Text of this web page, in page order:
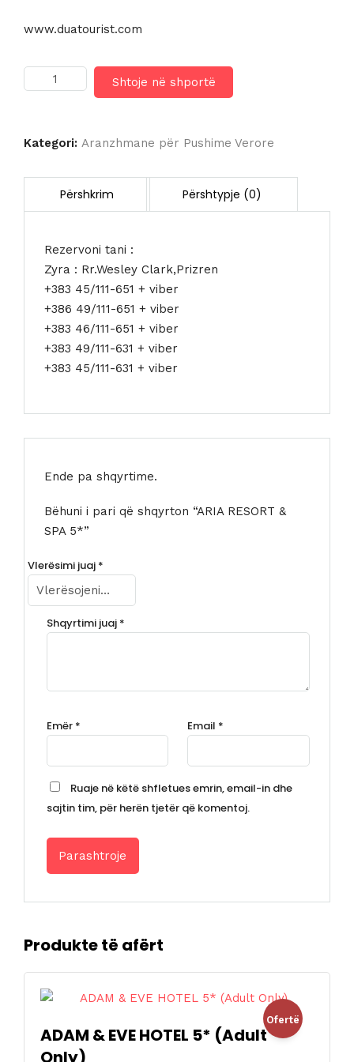
www.duatourist.com
Sasi
ARIA
SPA
Shtoje në shportë
Kategori: Aranzhmane për Pushime Verore
Rezervoni tani :
Zyra : Rr.Wesley Clark,Prizren
+383 45/111-651 + viber
+386 49/111-651 + viber
+383 46/111-651 + viber
+383 49/111-631 + viber
+383 45/111-631 + viber
Ende pa shqyrtime.
Bëhuni i pari që shqyrton “ARIA RESORT &
SPA 5*”
Vlerësimi juaj *
Shqyrtimi juaj *
Emër * Email *
Ruaje në këtë shfletues emrin, email-in dhe
sajtin tim, për herën tjetër që komentoj.
Produkte të afërt
Ofertë
ADAM & EVE HOTEL 5* (Adult
Only)